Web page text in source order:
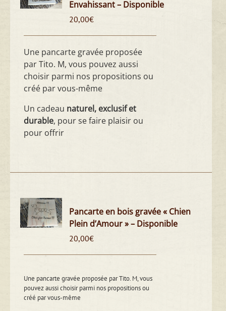
Envahissant – Disponible
20,00€
Une pancarte gravée proposée
par Tito. M, vous pouvez aussi
choisir parmi nos propositions ou
créé par vous-même
Un cadeau naturel, exclusif et
durable, pour se faire plaisir ou
pour offrir
Pancarte en bois gravée « Chien
Plein d’Amour » – Disponible
20,00€
Une pancarte gravée proposée par Tito. M, vous
pouvez aussi choisir parmi nos propositions ou
créé par vous-même